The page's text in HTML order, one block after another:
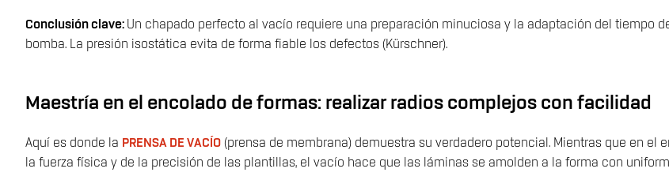
Conclusión clave: Un chapado perfecto al vacío requiere una preparación minuciosa y la adaptación del tiempo
bomba. La presión isostática evita de forma fiable los defectos (Kürschner).
Maestría en el encolado de formas: realizar radios complejos con facilidad
Aquí es donde la PRENSA DE VACÍO (prensa de membrana) demuestra su verdadero potencial. Mientras que en
la fuerza física y de la precisión de las plantillas, el vacío hace que las láminas se amolden a la forma con